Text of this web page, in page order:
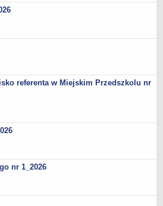
referenta w Miejskim Przedszkolu nr
nr 1_2026